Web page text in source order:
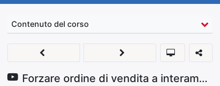
Contenuto del corso
Forzare ordine di vendita a interamente fatturato